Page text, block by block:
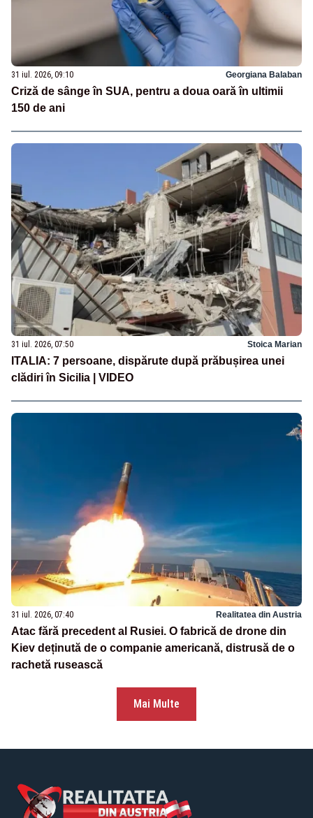
31 iul. 2026, 09:10 Georgiana Balaban
Criză de sânge în SUA, pentru a doua oară în ultimii
150 de ani
31 iul. 2026, 07:50 Stoica Marian
ITALIA: 7 persoane, dispărute după prăbușirea unei
clădiri în Sicilia | VIDEO
31 iul. 2026, 07:40 Realitatea din Austria
Atac fără precedent al Rusiei. O fabrică de drone din
Kiev deținută de o companie americană, distrusă de o
rachetă rusească
Mai Multe